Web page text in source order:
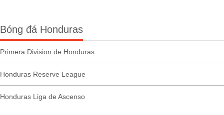
Bóng đá Honduras
Primera Division de Honduras
Honduras Reserve League
Honduras Liga de Ascenso